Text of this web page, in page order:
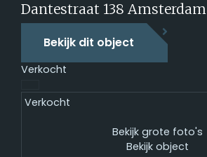
Dantestraat 138 Amsterdam
Bekijk dit object
Verkocht
Verkocht
Bekijk grote foto's
Bekijk object